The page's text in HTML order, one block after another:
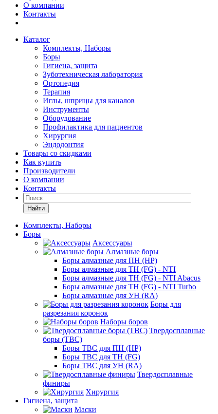
О компании
Контакты
Каталог
Комплекты, Наборы
Боры
Гигиена, защита
Зуботехническая лаборатория
Ортопедия
Терапия
Иглы, шприцы для каналов
Инструменты
Оборудование
Профилактика для пациентов
Хирургия
Эндодонтия
Товары со скидками
Как купить
Производители
О компании
Контакты
Найти
Комплекты, Наборы
Боры
Аксессуары
Алмазные боры
Боры алмазные для ПН (HP)
Боры алмазные для ТН (FG) - NTI
Боры алмазные для ТН (FG) - NTI Abacus
Боры алмазные для ТН (FG) - NTI Turbo
Боры алмазные для УН (RA)
Боры для
разрезания коронок
Наборы боров
Твердосплавные
боры (ТВС)
Боры ТВС для ПН (HP)
Боры ТВС для ТН (FG)
Боры ТВС для УН (RA)
Твердосплавные
финиры
Хирургия
Гигиена, защита
Маски